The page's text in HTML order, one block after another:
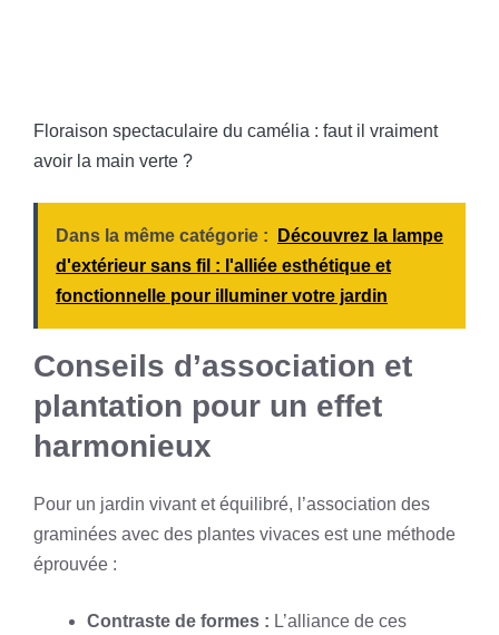
Floraison spectaculaire du camélia : faut il vraiment
avoir la main verte ?
Dans la même catégorie :
Découvrez la lampe
d'extérieur sans fil : l'alliée esthétique et
fonctionnelle pour illuminer votre jardin
Conseils d’association et
plantation pour un effet
harmonieux
Pour un jardin vivant et équilibré, l’association des
graminées avec des plantes vivaces est une méthode
éprouvée :
Contraste de formes : L’alliance de ces